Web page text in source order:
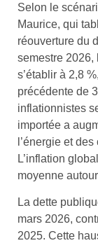
Selon le
Maurice, qui
réouverture du
semestre 2026,
s’établir à 2,8
précédente de
inflationnistes
importée a
l’énergie et
L’inflation
moyenne
La dette
mars 2026,
2025. Cette